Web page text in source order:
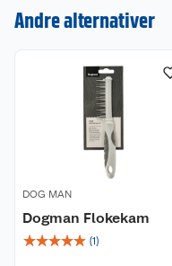
Andre alternativer
DOG MAN
Dogman Flokekam
☆☆☆☆☆ (1)
Nyheter
Våre butikker
Våre merkevarer
Ledige stillinger
Angre- og returrett
Reklamasjon og garanti
Ofte stilte spørsmål
Betalingsalternativer
Leveringsalternativer
Åpent kjøp